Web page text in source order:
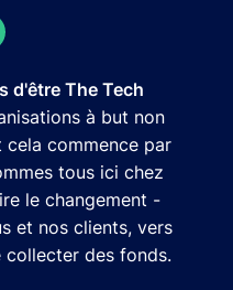
d'être The Tech
à but non
commence par
tous ici chez
le changement -
et nos clients, vers
collecter des fonds.